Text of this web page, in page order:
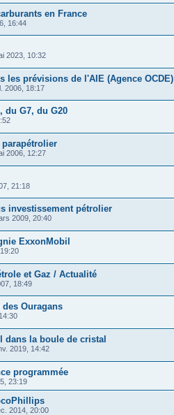
en France
16:44
2023, 10:32
les prévisions de l'AIE (Agence OCDE)
2006, 18:17
du G7, du G20
parapétrolier
2006, 12:27
21:18
investissement pétrolier
2009, 20:40
ExxonMobil
et Gaz / Actualité
18:49
Ouragans
dans la boule de cristal
2019, 14:42
programmée
23:19
2014, 20:00